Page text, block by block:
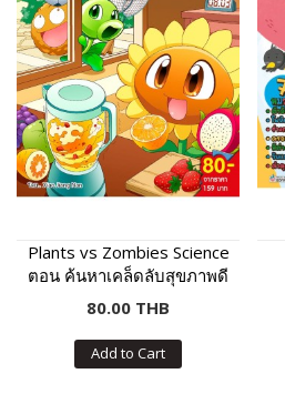
Plants vs Zombies Science
ตอน ค้นหาเคล็ดลับสุขภาพดี
จิตใจแข็งแรง
80.00 THB
Add to Cart